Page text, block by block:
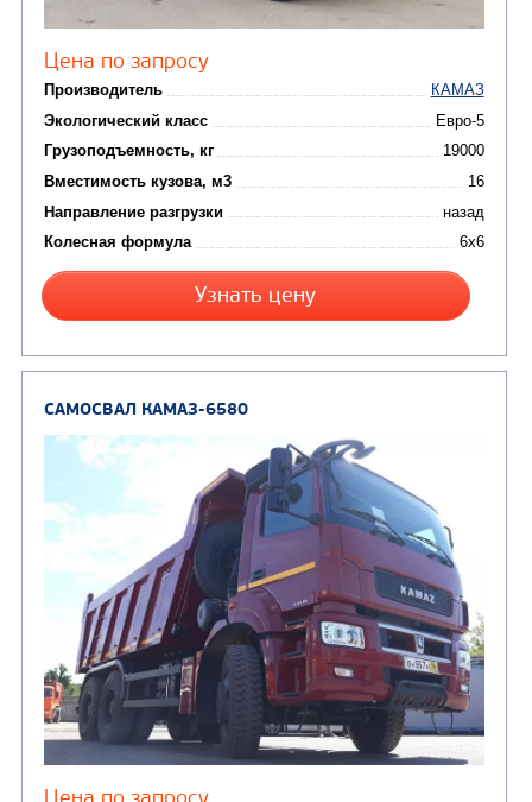
Цена по запросу
Производитель
Вместимость кузова, м3
Направление разгрузки
Колесная формула
Узнать цену
САМОСВАЛ КАМАЗ-6522